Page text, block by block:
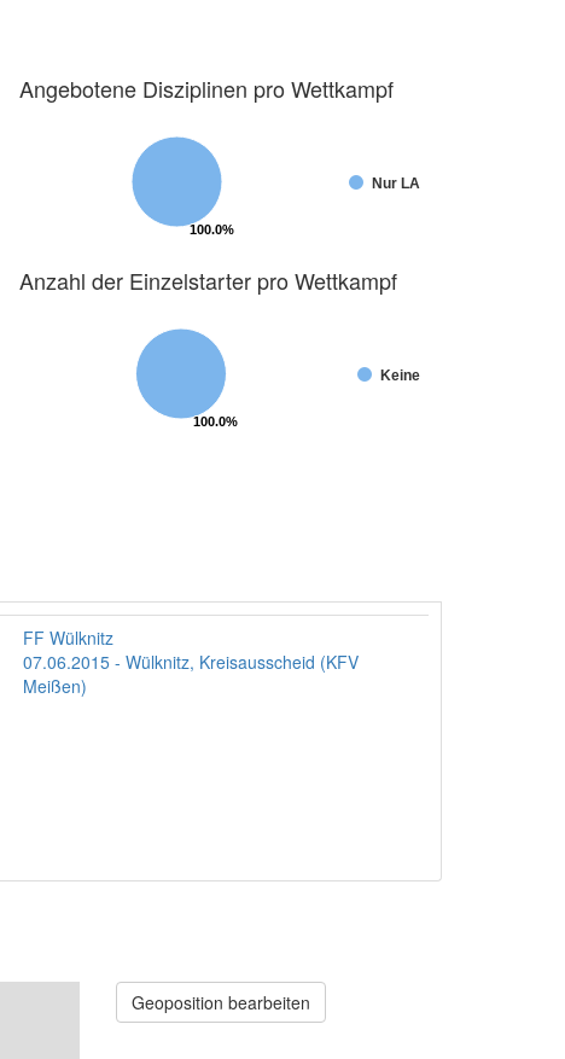
Angebotene Disziplinen pro Wettkampf
100.0%
100.0%
Nur LA
Anzahl der Einzelstarter pro Wettkampf
100.0%
100.0%
Keine
FF Wülknitz
07.06.2015 - Wülknitz, Kreisausscheid (KFV
Meißen)
Geoposition bearbeiten